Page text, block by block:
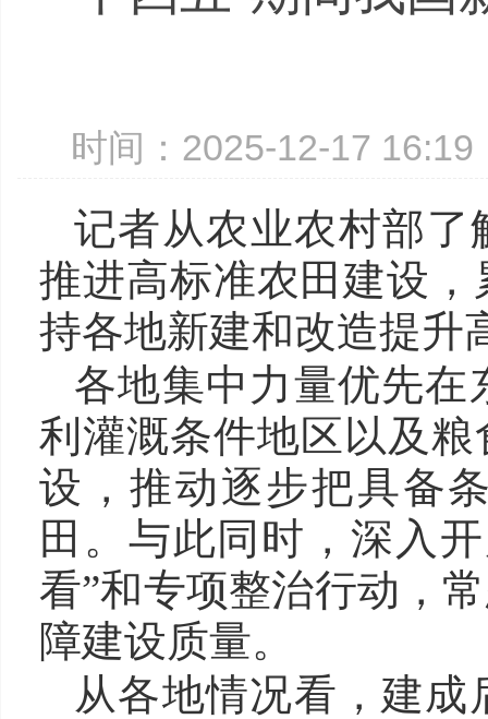
时间：2025-12-17
记者从农业农村部了
推进高标准农田建设
持各地新建和改造提升
各地集中力量优先在
利灌溉条件地区以及
设，推动逐步把具备
田。与此同时，深入
看”和专项整治行动，
障建设质量。
从各地情况看，建